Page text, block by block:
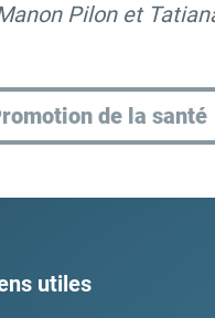
Pilon et
de la santé
utiles